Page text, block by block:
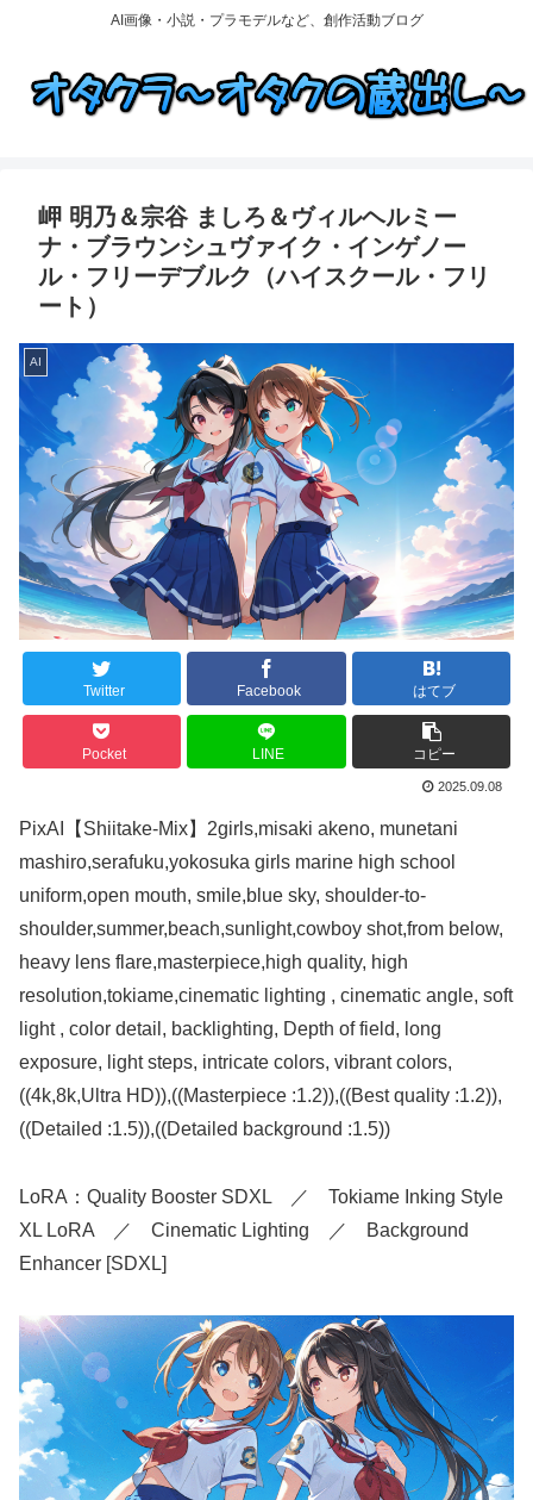
AI画像・小説・プラモデルなど、創作活動ブログ
岬 明乃＆宗谷 ましろ＆ヴィルヘルミー
ナ・ブラウンシュヴァイク・インゲノー
ル・フリーデブルク（ハイスクール・フリ
ート）
AI
Twitter Facebook はてブ
Pocket LINE コピー
2025.09.08
PixAI【Shiitake-Mix】2girls,misaki akeno, munetani
mashiro,serafuku,yokosuka girls marine high school
uniform,open mouth, smile,blue sky, shoulder-to-
shoulder,summer,beach,sunlight,cowboy shot,from below,
heavy lens flare,masterpiece,high quality, high
resolution,tokiame,cinematic lighting , cinematic angle, soft
light , color detail, backlighting, Depth of field, long
exposure, light steps, intricate colors, vibrant colors,
((4k,8k,Ultra HD)),((Masterpiece :1.2)),((Best quality :1.2)),
((Detailed :1.5)),((Detailed background :1.5))
LoRA：Quality Booster SDXL ／ Tokiame Inking Style
XL LoRA ／ Cinematic Lighting ／ Background
Enhancer [SDXL]